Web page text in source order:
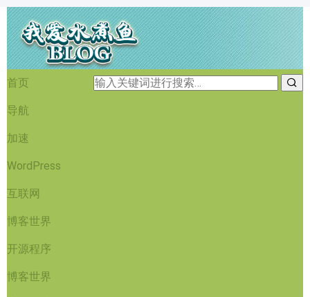
首页
导航
加速
WordPress
互联网
博客世界
开源程序
博客世界